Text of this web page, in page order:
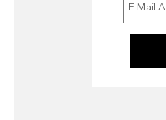
E-Mail-